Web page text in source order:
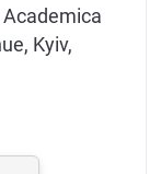
Kyiv,